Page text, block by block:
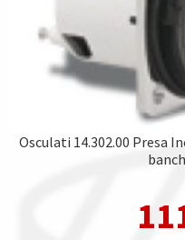
Osculati 14.302.00 Presa